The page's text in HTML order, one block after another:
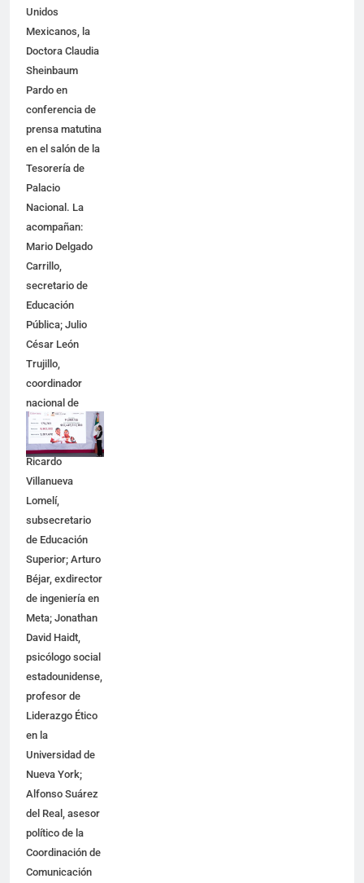
Unidos
Mexicanos, la
Doctora Claudia
Sheinbaum
Pardo en
conferencia de
prensa matutina
en el salón de la
Tesorería de
Palacio
Nacional. La
acompañan:
Mario Delgado
Carrillo,
secretario de
Educación
Pública; Julio
César León
Trujillo,
coordinador
nacional de
becas para el
Bienestar;
Ricardo
Villanueva
Lomelí,
subsecretario
de Educación
Superior; Arturo
Béjar, exdirector
de ingeniería en
Meta; Jonathan
David Haidt,
psicólogo social
estadounidense,
profesor de
Liderazgo Ético
en la
Universidad de
Nueva York;
Alfonso Suárez
del Real, asesor
político de la
Coordinación de
Comunicación